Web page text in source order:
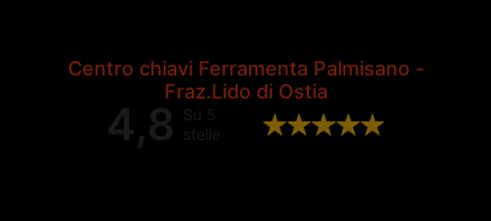
Centro chiavi Ferramenta Palmisano -
Fraz.Lido di Ostia
4,8
Su 5
stelle